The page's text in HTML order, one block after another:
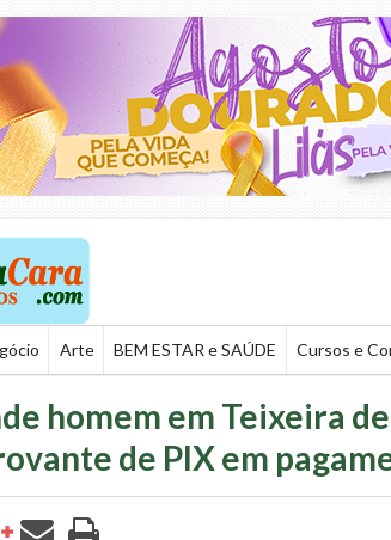
Arte BEM ESTAR e SAÚDE Cursos e
homem em Teixeira
de PIX em